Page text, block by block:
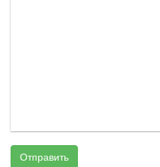
Отправить